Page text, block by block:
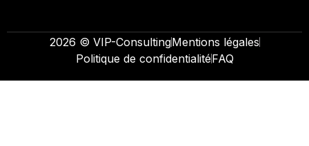
2026 © VIP-ConsultingMentions légales
Politique de confidentialitéFAQ